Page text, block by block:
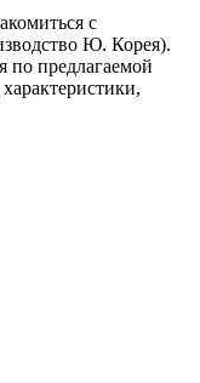
с
Ю. Корея).
по предлагаемой